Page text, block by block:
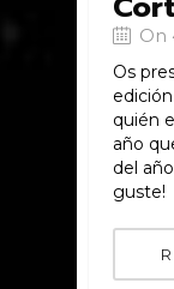
On
Os
quién
año
del
guste!